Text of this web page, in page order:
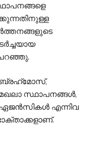
പറഞ്ഞു.
സ്ഥാപനങ്ങള്‍,
ഏജന്‍സികള്‍ എന്നിവ